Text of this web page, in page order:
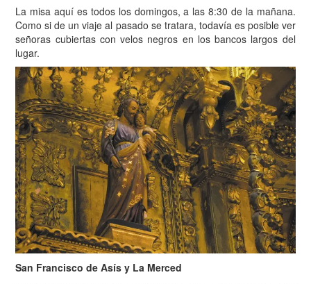
La misa aquí es todos los domingos, a las 8:30 de la mañana.
Como si de un viaje al pasado se tratara, todavía es posible ver
señoras cubiertas con velos negros en los bancos largos del
lugar.
San Francisco de Asís y La Merced